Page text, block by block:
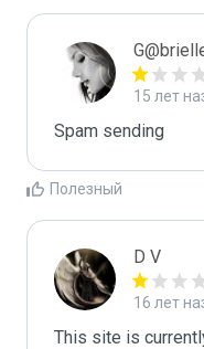
15 лет
Spam sending
Полезный
D V
16 лет
This site is